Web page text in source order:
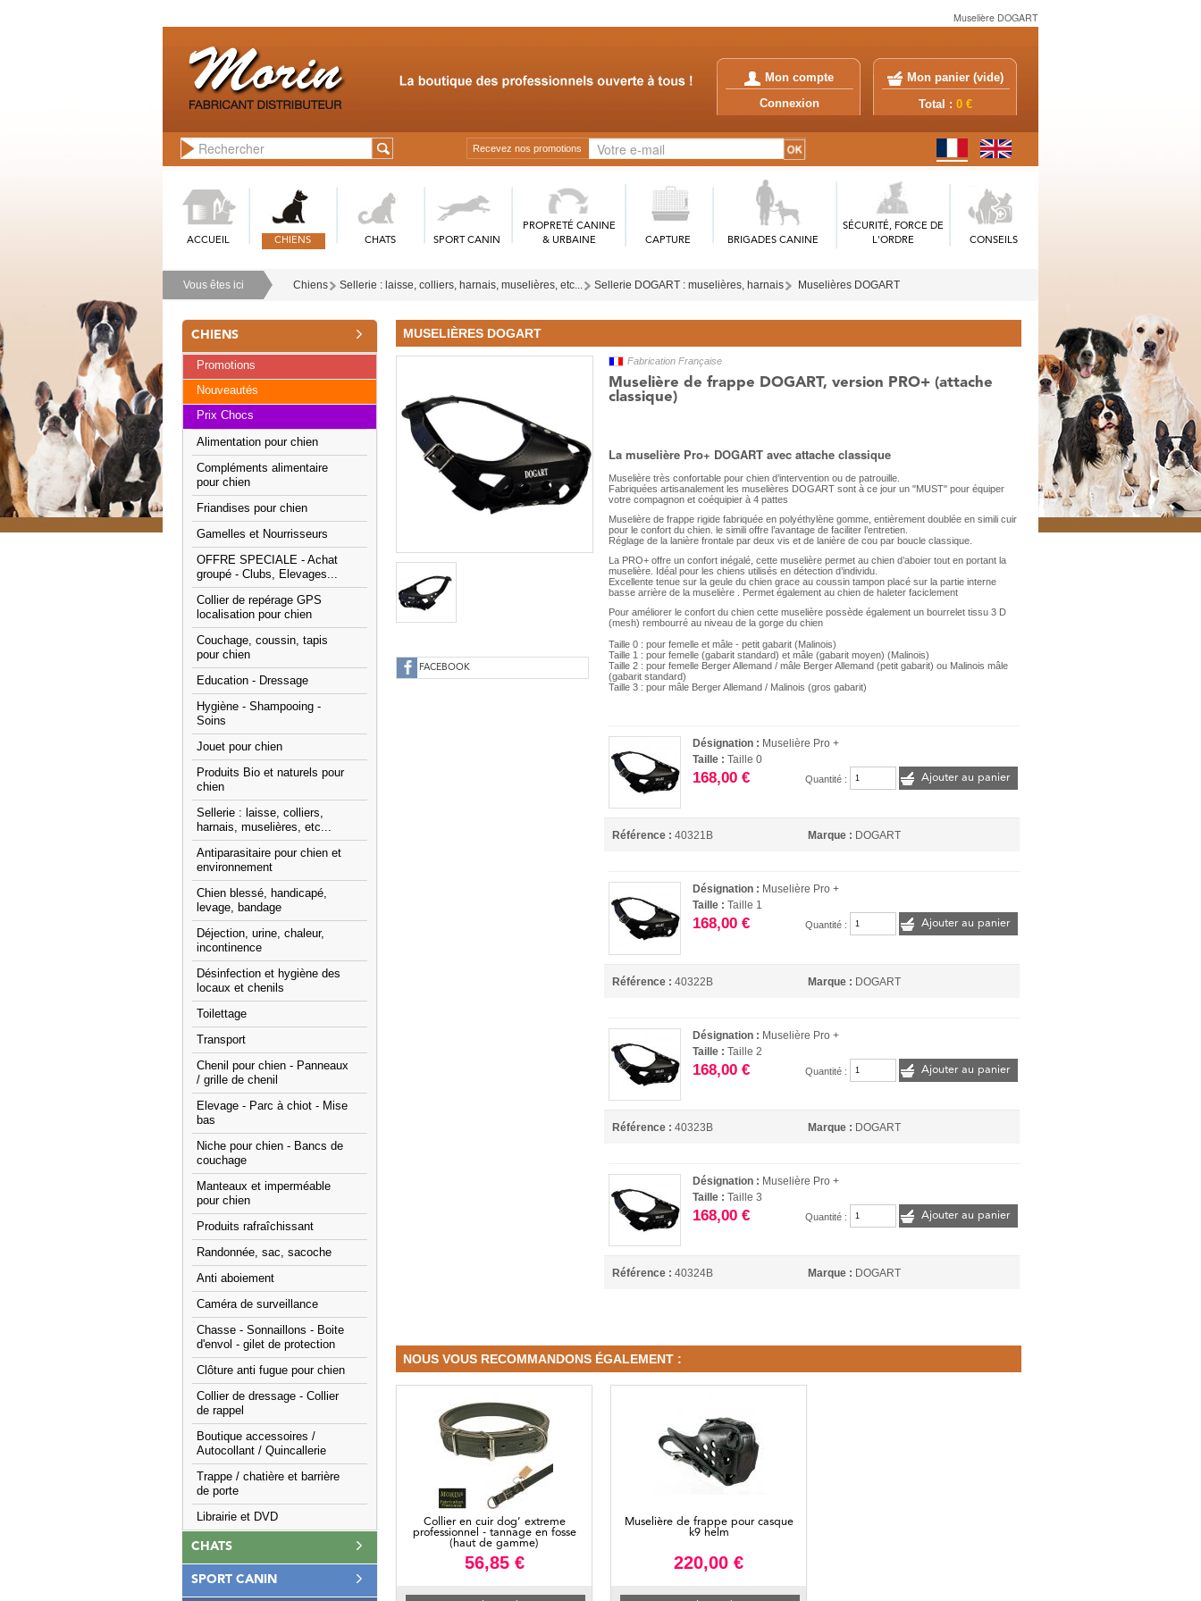
Muselière DOGART
Mon compte
Connexion
Mon panier (vide)
Total : 0 €
Recevez nos promotions
ACCUEIL CHIENS CHATS SPORT CANIN
PROPRETÉ CANINE
& URBAINE
CAPTURE BRIGADES CANINE
SÉCURITÉ, FORCE DE
L'ORDRE
CONSEILS
Vous êtes ici Chiens Sellerie : laisse, colliers, harnais, muselières, etc... Sellerie DOGART : muselières, harnais Muselières DOGART
CHIENS
Promotions
Nouveautés
Prix Chocs
Alimentation pour chien
Compléments alimentaire
pour chien
Friandises pour chien
Gamelles et Nourrisseurs
OFFRE SPECIALE - Achat
groupé - Clubs, Elevages...
Collier de repérage GPS
localisation pour chien
Couchage, coussin, tapis
pour chien
Education - Dressage
Hygiène - Shampooing -
Soins
Jouet pour chien
Produits Bio et naturels pour
chien
Sellerie : laisse, colliers,
harnais, muselières, etc...
Antiparasitaire pour chien et
environnement
Chien blessé, handicapé,
levage, bandage
Déjection, urine, chaleur,
incontinence
Désinfection et hygiène des
locaux et chenils
Toilettage
Transport
Chenil pour chien - Panneaux
/ grille de chenil
Elevage - Parc à chiot - Mise
bas
Niche pour chien - Bancs de
couchage
Manteaux et imperméable
pour chien
Produits rafraîchissant
Randonnée, sac, sacoche
Anti aboiement
Caméra de surveillance
Chasse - Sonnaillons - Boite
d'envol - gilet de protection
Clôture anti fugue pour chien
Collier de dressage - Collier
de rappel
Boutique accessoires /
Autocollant / Quincallerie
Trappe / chatière et barrière
de porte
Librairie et DVD
CHATS
SPORT CANIN
MUSELIÈRES DOGART
FACEBOOK
Fabrication Française
Muselière de frappe DOGART, version PRO+ (attache
classique)
La muselière Pro+ DOGART avec attache classique
Muselière très confortable pour chien d’intervention ou de patrouille.
Fabriquées artisanalement les muselières DOGART sont à ce jour un "MUST" pour équiper
votre compagnon et coéquipier à 4 pattes
Muselière de frappe rigide fabriquée en polyéthylène gomme, entièrement doublée en simili cuir
pour le confort du chien. le simili offre l’avantage de faciliter l’entretien.
Réglage de la lanière frontale par deux vis et de lanière de cou par boucle classique.
La PRO+ offre un confort inégalé, cette muselière permet au chien d’aboier tout en portant la
muselière. Idéal pour les chiens utilisés en détection d’individu.
Excellente tenue sur la geule du chien grace au coussin tampon placé sur la partie interne
basse arrière de la muselière . Permet également au chien de haleter faciclement
Pour améliorer le confort du chien cette muselière possède également un bourrelet tissu 3 D
(mesh) rembourré au niveau de la gorge du chien
Taille 0 : pour femelle et mâle - petit gabarit (Malinois)
Taille 1 : pour femelle (gabarit standard) et mâle (gabarit moyen) (Malinois)
Taille 2 : pour femelle Berger Allemand / mâle Berger Allemand (petit gabarit) ou Malinois mâle
(gabarit standard)
Taille 3 : pour mâle Berger Allemand / Malinois (gros gabarit)
Désignation : Muselière Pro +
Taille :Taille 0
168,00 € Quantité : Ajouter au panier
Référence : 40321B Marque : DOGART
Désignation : Muselière Pro +
Taille :Taille 1
168,00 € Quantité : Ajouter au panier
Référence : 40322B Marque : DOGART
Désignation : Muselière Pro +
Taille :Taille 2
168,00 € Quantité : Ajouter au panier
Référence : 40323B Marque : DOGART
Désignation : Muselière Pro +
Taille :Taille 3
168,00 € Quantité : Ajouter au panier
Référence : 40324B Marque : DOGART
NOUS VOUS RECOMMANDONS ÉGALEMENT :
Collier en cuir dog’ extreme
professionnel - tannage en fosse
(haut de gamme)
56,85 €
Muselière de frappe pour casque
k9 helm
220,00 €